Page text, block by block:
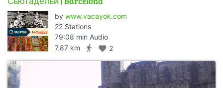
by www.vacayok.com
22 Stations
79:08 min Audio
7.87 km
directions_walk favorite 2